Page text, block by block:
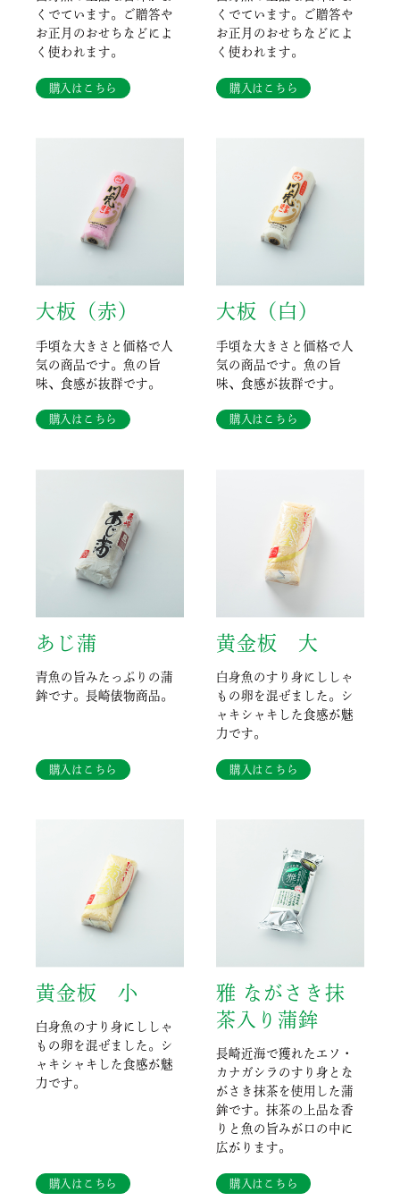
くでています。ご贈答や
お正月のおせちなどによ
く使われます。
購入はこちら
くでています。ご贈答や
お正月のおせちなどによ
く使われます。
購入はこちら
大板（赤）
手頃な大きさと価格で人
気の商品です。魚の旨
味、食感が抜群です。
購入はこちら
大板（白）
手頃な大きさと価格で人
気の商品です。魚の旨
味、食感が抜群です。
購入はこちら
あじ蒲
青魚の旨みたっぷりの蒲
鉾です。長崎俵物商品。
購入はこちら
黄金板 大
白身魚のすり身にししゃ
もの卵を混ぜました。シ
ャキシャキした食感が魅
力です。
購入はこちら
黄金板 小
白身魚のすり身にししゃ
もの卵を混ぜました。シ
ャキシャキした食感が魅
力です。
購入はこちら
雅 ながさき抹
茶入り蒲鉾
長崎近海で獲れたエソ・
カナガシラのすり身とな
がさき抹茶を使用した蒲
鉾です。抹茶の上品な香
りと魚の旨みが口の中に
広がります。
購入はこちら